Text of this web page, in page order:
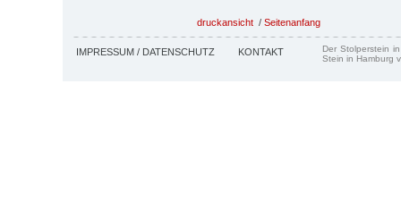
druckansicht / Seitenanfang
IMPRESSUM / DATENSCHUTZ KONTAKT
Der Stolperstein
Stein in Hamburg